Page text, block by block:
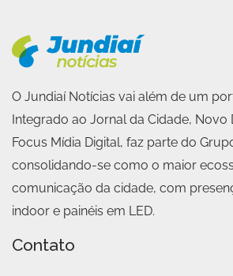
O Jundiaí Notícias vai além de um
Integrado ao Jornal da Cidade, Novo
Focus Mídia Digital, faz parte do
consolidando-se como o maior
comunicação da cidade, com
indoor e painéis em LED.
Contato